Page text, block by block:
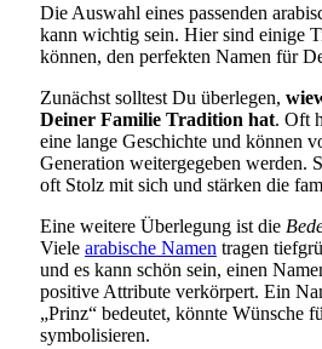
Die Auswahl eines passenden
kann wichtig sein. Hier sind einige
können, den perfekten Namen für
Zunächst solltest Du überlegen,
Deiner Familie Tradition hat. Oft
eine lange Geschichte und können
Generation weitergegeben werden.
oft Stolz mit sich und stärken die
Eine weitere Überlegung ist die
Viele arabische Namen tragen
und es kann schön sein, einen
positive Attribute verkörpert. Ein
„Prinz“ bedeutet, könnte Wünsche
symbolisieren.